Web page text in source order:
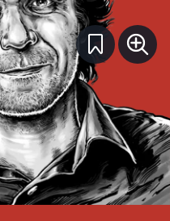
Sobotky
vůči Rusku, ale
na několik